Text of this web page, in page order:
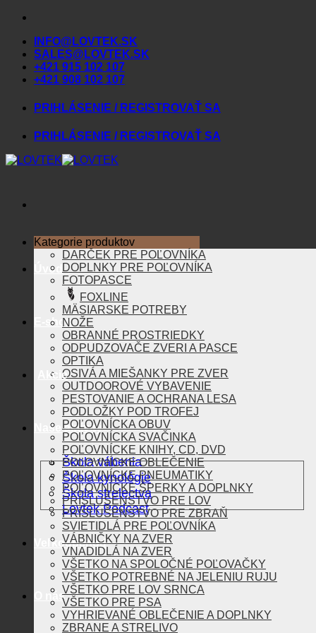
Skip
contentINFO@LOVTEK.SK
SALES@LOVTEK.SK
+421 915 102 107
+421 908 102 107
PRIHLÁSENIE / REGISTROVAŤ SA
PRIHLÁSENIE / REGISTROVAŤ SA
Úvod
E-shop
Akcie
Naše aktivity
Škola vábenia
Škola kynológie
Škola strelectva
Lovtek Podcast
Veľkoobchod
O nás
Kategorie produktov
DARČEK PRE POĽOVNÍKA
DOPLNKY PRE POĽOVNÍKA
FOTOPASCE
FOXLINE
MÄSIARSKE POTREBY
NOŽE
OBRANNÉ PROSTRIEDKY
ODPUDZOVAČE ZVERI A PASCE
OPTIKA
OSIVÁ A MIEŠANKY PRE ZVER
OUTDOOROVÉ VYBAVENIE
PESTOVANIE A OCHRANA LESA
PODLOŽKY POD TROFEJ
POĽOVNÍCKA OBUV
POĽOVNÍCKA SVAČINKA
POĽOVNÍCKE KNIHY, CD, DVD
POĽOVNÍCKE OBLEČENIE
POĽOVNÍCKE PNEUMATIKY
POĽOVNÍCKE ŠPERKY A DOPLNKY
PRÍSLUŠENSTVO PRE LOV
PRÍSLUŠENSTVO PRE ZBRAŇ
SVIETIDLÁ PRE POĽOVNÍKA
VÁBNIČKY NA ZVER
VNADIDLÁ NA ZVER
VŠETKO NA SPOLOČNÉ POĽOVAČKY
VŠETKO POTREBNÉ NA JELENIU RUJU
VŠETKO PRE LOV SRNCA
VŠETKO PRE PSA
VYHRIEVANÉ OBLEČENIE A DOPLNKY
ZBRANE A STRELIVO